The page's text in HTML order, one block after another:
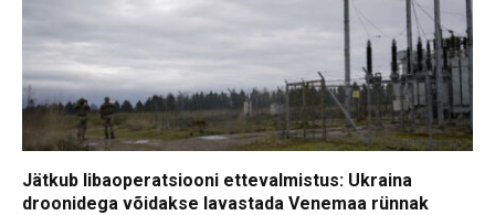
Jätkub libaoperatsiooni ettevalmistus: Ukraina
droonidega võidakse lavastada Venemaa rünnak